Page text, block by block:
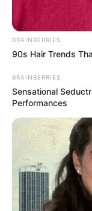
> Brasil
BRAINBERRIES
90s Hair Trends
BRAINBERRIES
Sensational
Performances